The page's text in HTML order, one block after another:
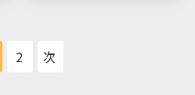
2 次